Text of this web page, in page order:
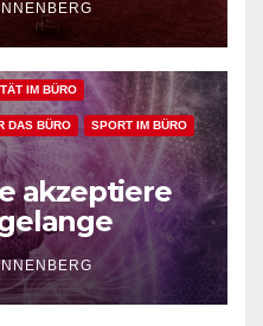
IM BÜRO
DAS BÜRO SPORT IM BÜRO
akzeptiere
perfekten